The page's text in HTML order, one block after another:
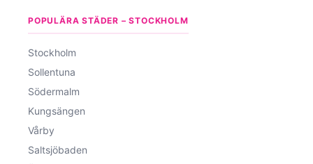
POPULÄRA STÄDER – STOCKHOLM
Stockholm
Sollentuna
Södermalm
Kungsängen
Vårby
Saltsjöbaden